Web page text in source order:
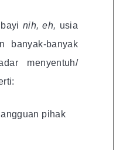
nih, eh, usia
banyak-banyak
menyentuh/
pihak